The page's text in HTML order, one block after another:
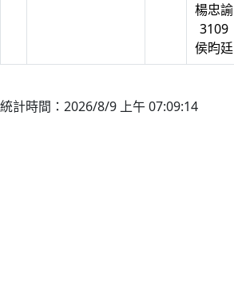
楊忠諭
3109
侯昀廷
統計時間：2026/8/9 上午 07:09:14